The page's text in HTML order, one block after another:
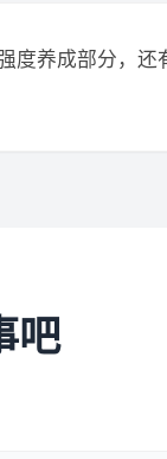
度养成部分，还
吧